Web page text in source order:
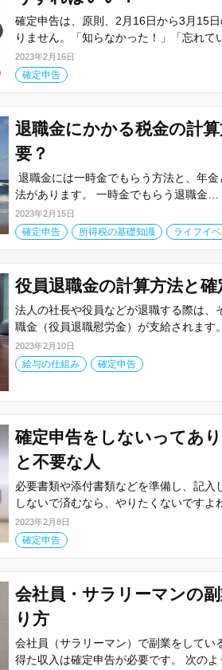
確定申告は、原則、2月16日から3月15
りません。「知らなかった！」「忘れ
2023年2月16日
確定申告
退職金にかかる税金の計
要？
退職金には一時金でもらう方法と、年
法があります。 一時金でもらう退職金…
2023年2月15日
確定申告 所得税の基礎知識 ライフイ
役員退職金の計算方法と確
法人の社長や役員などが退職する際は、
職金（役員退職慰労金）が支給されます
2023年2月10日
給与の仕組み 確定申告
確定申告をしないってあ
と不要な人
必要書類や添付書類などを準備し、記入
しないで済むなら、やりたくないですよ
2023年2月8日
確定申告
会社員・サラリーマンの
り方
会社員（サラリーマン）で副業をしてい
得た収入は確定申告が必要です。 次のよ